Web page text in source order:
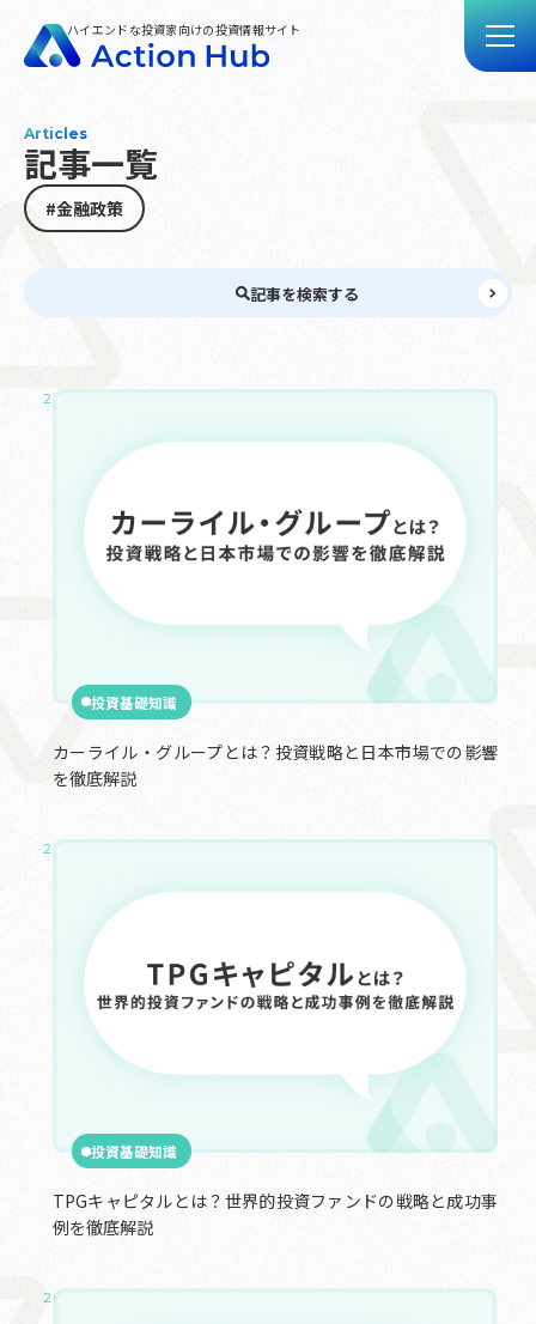
ハイエンドな投資家向けの投資情報サイト
お問い合わせ
Articles
記事一覧
#金融政策
記事を検索する
2025.05.14
投資基礎知識
カーライル・グループとは？投資戦略と日本市場での影響
を徹底解説
2025.05.14
投資基礎知識
TPGキャピタルとは？世界的投資ファンドの戦略と成功事
例を徹底解説
2025.03.18